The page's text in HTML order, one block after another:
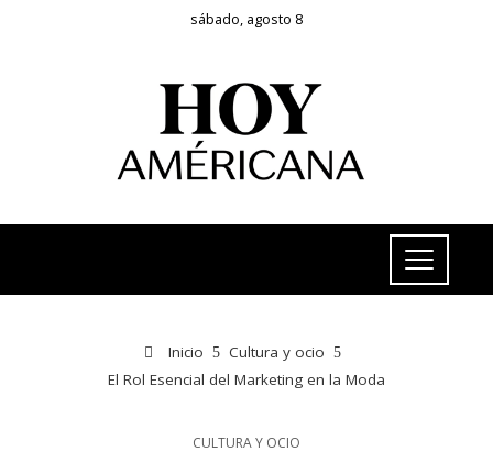
sábado, agosto 8
Inicio
Cultura y ocio
El Rol Esencial del Marketing en la Moda
CULTURA Y OCIO